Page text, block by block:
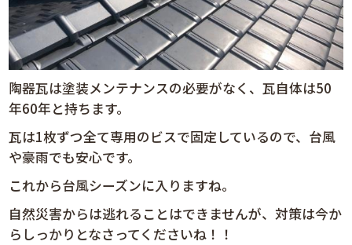
陶器瓦は塗装メンテナンスの必要がなく、瓦自体は50
年60年と持ちます。
瓦は1枚ずつ全て専用のビスで固定しているので、台風
や豪雨でも安心です。
これから台風シーズンに入りますね。
自然災害からは逃れることはできませんが、対策は今か
らしっかりとなさってくださいね！！